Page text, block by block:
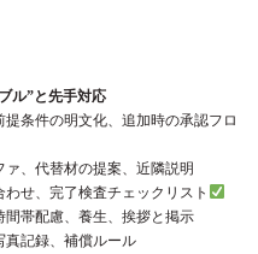
ル”と先手対応
条件の明文化、追加時の承認フロ
、代替材の提案、近隣説明
せ、完了検査チェックリスト
帯配慮、養生、挨拶と掲示
真記録、補償ルール